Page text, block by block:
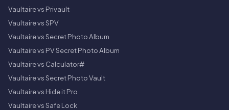
Vaultaire vs Privault
Vaultaire vs SPV
Vaultaire vs Secret Photo Album
Vaultaire vs PV Secret Photo Album
Vaultaire vs Calculator#
Vaultaire vs Secret Photo Vault
Vaultaire vs Hide it Pro
Vaultaire vs Safe Lock